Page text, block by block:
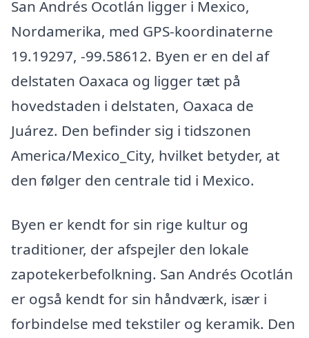
San Andrés Ocotlán ligger i Mexico,
Nordamerika, med GPS-koordinaterne
19.19297, -99.58612. Byen er en del af
delstaten Oaxaca og ligger tæt på
hovedstaden i delstaten, Oaxaca de
Juárez. Den befinder sig i tidszonen
America/Mexico_City, hvilket betyder, at
den følger den centrale tid i Mexico.
Byen er kendt for sin rige kultur og
traditioner, der afspejler den lokale
zapotekerbefolkning. San Andrés Ocotlán
er også kendt for sin håndværk, især i
forbindelse med tekstiler og keramik. Den